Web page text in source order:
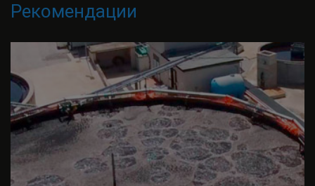
Рекомендации